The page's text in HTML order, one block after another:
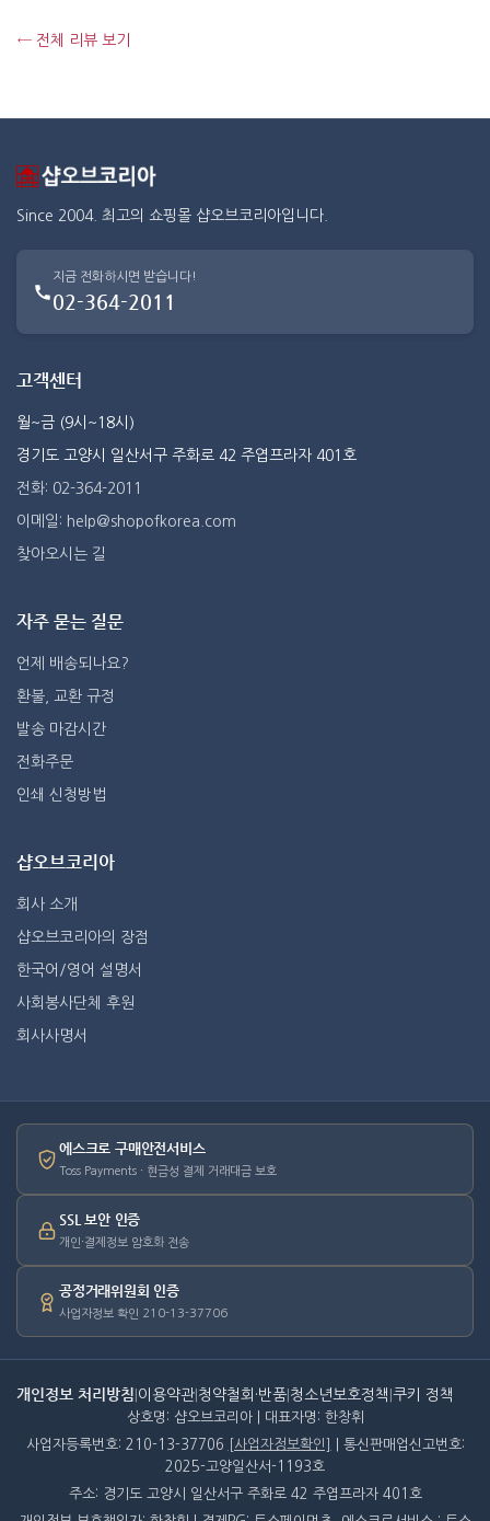
← 전체 리뷰 보기
Since 2004. 최고의 쇼핑몰 샵오브코리아입니다.
지금 전화하시면 받습니다!
02-364-2011
고객센터
월~금 (9시~18시)
경기도 고양시 일산서구 주화로 42 주엽프라자 401호
전화: 02-364-2011
이메일: help@shopofkorea.com
찾아오시는 길
자주 묻는 질문
언제 배송되나요?
환불, 교환 규정
발송 마감시간
전화주문
인쇄 신청방법
샵오브코리아
회사 소개
샵오브코리아의 장점
한국어/영어 설명서
사회봉사단체 후원
회사사명서
에스크로 구매안전서비스
Toss Payments · 현금성 결제 거래대금 보호
SSL 보안 인증
개인·결제정보 암호화 전송
공정거래위원회 인증
사업자정보 확인 210-13-37706
개인정보 처리방침 이용약관 청약철회·반품 청소년보호정책 쿠키 정책
상호명: 샵오브코리아 | 대표자명: 한창휘
사업자등록번호: 210-13-37706
[사업자정보확인]
| 통신판매업신고번호:
2025-고양일산서-1193호
주소: 경기도 고양시 일산서구 주화로 42 주엽프라자 401호